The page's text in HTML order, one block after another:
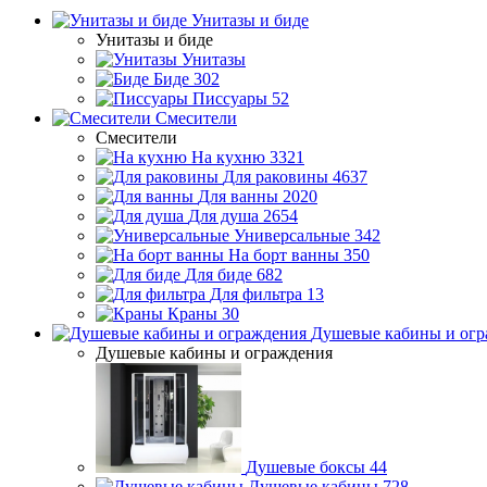
Унитазы и биде
Унитазы и биде
Унитазы
Биде 302
Писсуары 52
Смесители
Смесители
На кухню 3321
Для раковины 4637
Для ванны 2020
Для душа 2654
Универсальные 342
На борт ванны 350
Для биде 682
Для фильтра 13
Краны 30
Душевые кабины и
Душевые кабины и ограждения
Душевые боксы 44